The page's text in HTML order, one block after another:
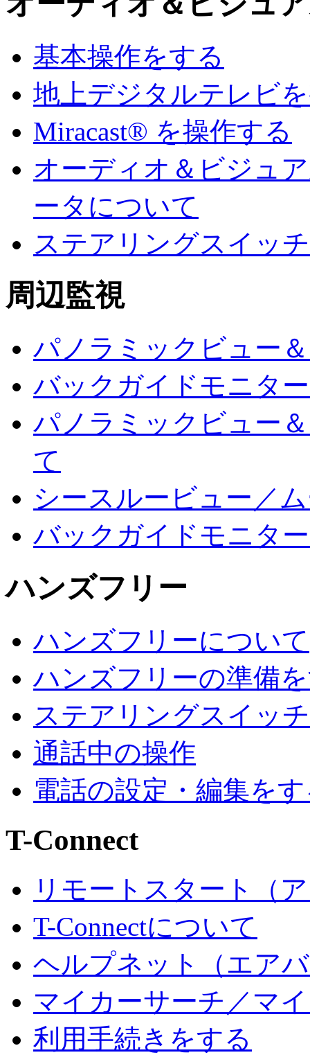
基本操作をする
地上デジタルテレビ
Miracast® を操作する
オーディオ＆ビジュ
ータについて
ステアリングスイッ
周辺監視
パノラミックビュー
バックガイドモニタ
パノラミックビュー
て
シースルービュー／
バックガイドモニタ
ハンズフリー
ハンズフリーについて
ハンズフリーの準備
ステアリングスイッ
通話中の操作
電話の設定・編集を
T-Connect
リモートスタート（
T-Connectについて
ヘルプネット（エア
マイカーサーチ／マ
利用手続きをする